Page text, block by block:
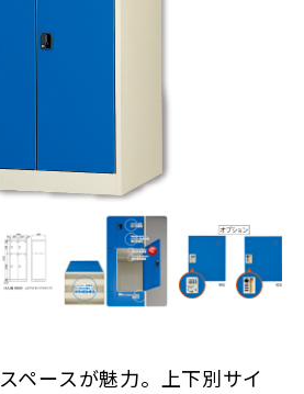
ペースが魅力。上下別サイ